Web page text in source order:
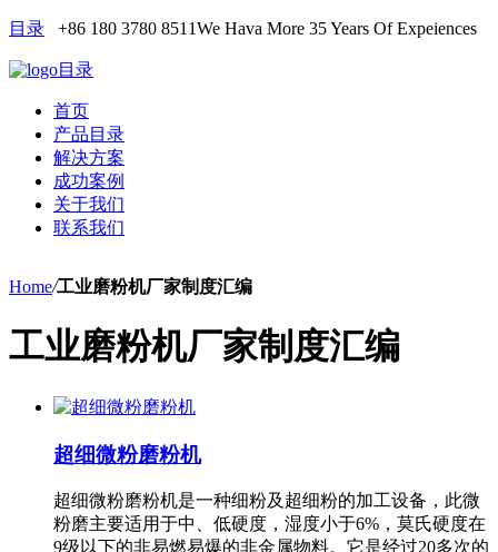
目录 +86 180 3780 8511We Hava More 35 Years Of Expeiences
目录
首页
产品目录
解决方案
成功案例
关于我们
联系我们
Home/工业磨粉机厂家制度汇编
工业磨粉机厂家制度汇编
超细微粉磨粉机
超细微粉磨粉机是一种细粉及超细粉的加工设备，此微
粉磨主要适用于中、低硬度，湿度小于6%，莫氏硬度在
9级以下的非易燃易爆的非金属物料。它是经过20多次的